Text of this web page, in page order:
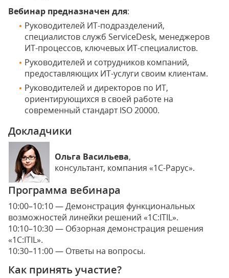
Вебинар предназначен для:
Руководителей ИТ-подразделений,
специалистов служб ServiceDesk, менеджеров
ИТ-процессов, ключевых ИТ-специалистов.
Руководителей и сотрудников компаний,
предоставляющих ИТ-услуги своим клиентам.
Руководителей и директоров по ИТ,
ориентирующихся в своей работе на
современный стандарт ISO 20000.
Докладчики
Ольга Васильева,
консультант, компания «1С-Рарус».
Программа вебинара
10:00–10:10 — Демонстрация функциональных
возможностей линейки решений «1С:ITIL».
10:10–10:30 — Обзорная демонстрация решения
«1С:ITIL».
10:30–11:00 — Ответы на вопросы.
Как принять участие?